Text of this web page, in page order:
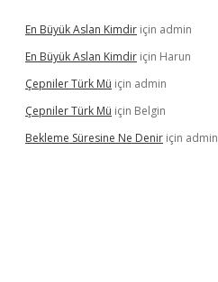
En Büyük Aslan Kimdir için admin
En Büyük Aslan Kimdir için Harun
Çepniler Türk Mü için admin
Çepniler Türk Mü için Belgin
Bekleme Süresine Ne Denir için admin